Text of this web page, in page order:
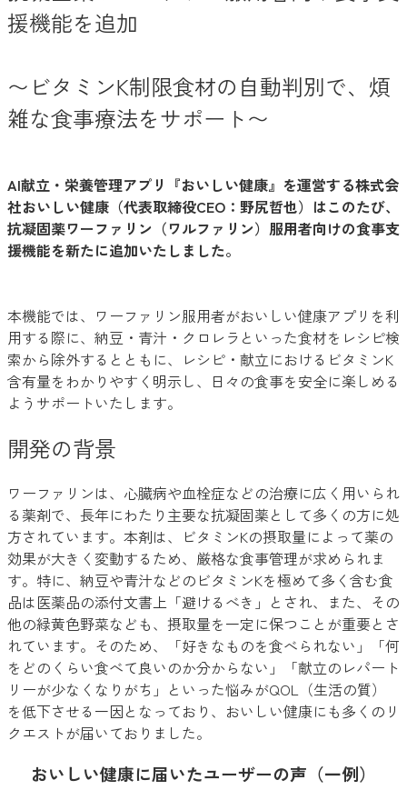
援機能を追加
〜ビタミンK制限食材の自動判別で、煩
雑な食事療法をサポート〜
AI献立・栄養管理アプリ『おいしい健康』を運営する株式会
社おいしい健康（代表取締役CEO：野尻哲也）はこのたび、
抗凝固薬ワーファリン（ワルファリン）服用者向けの食事支
援機能を新たに追加いたしました。
本機能では、ワーファリン服用者がおいしい健康アプリを利
用する際に、納豆・青汁・クロレラといった食材をレシピ検
索から除外するとともに、レシピ・献立におけるビタミンK
含有量をわかりやすく明示し、日々の食事を安全に楽しめる
ようサポートいたします。
開発の背景
ワーファリンは、心臓病や血栓症などの治療に広く用いられ
る薬剤で、長年にわたり主要な抗凝固薬として多くの方に処
方されています。本剤は、ビタミンKの摂取量によって薬の
効果が大きく変動するため、厳格な食事管理が求められま
す。特に、納豆や青汁などのビタミンKを極めて多く含む食
品は医薬品の添付文書上「避けるべき」とされ、また、その
他の緑黄色野菜なども、摂取量を一定に保つことが重要とさ
れています。そのため、「好きなものを食べられない」「何
をどのくらい食べて良いのか分からない」「献立のレパート
リーが少なくなりがち」といった悩みがQOL（生活の質）
を低下させる一因となっており、おいしい健康にも多くのリ
クエストが届いておりました。
おいしい健康に届いたユーザーの声（一例）